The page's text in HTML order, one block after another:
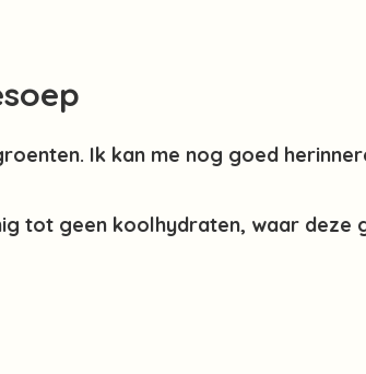
Ik kan me nog goed
tot geen koolhydraten, waar